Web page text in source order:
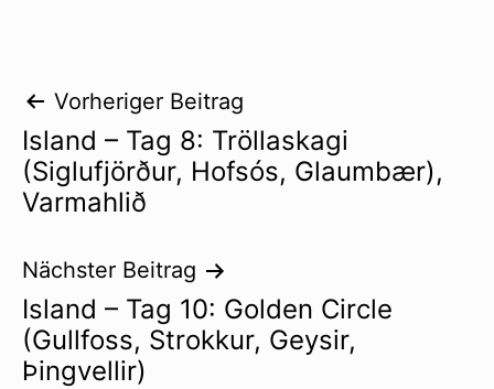
Beitragsnavigation
Vorheriger Beitrag
Island – Tag 8: Tröllaskagi
(Siglufjörður, Hofsós, Glaumbær),
Varmahlið
Nächster Beitrag
Island – Tag 10: Golden Circle
(Gullfoss, Strokkur, Geysir,
Þingvellir)